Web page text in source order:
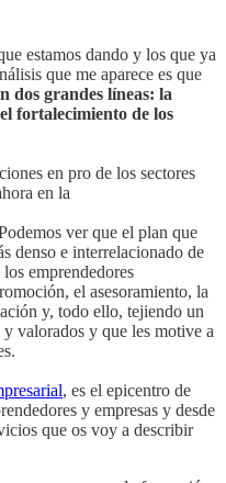
estamos dando y los que ya
que me aparece es que
dos grandes líneas: la
fortalecimiento de los
en pro de los sectores
en la
ver que el plan que
denso e interrelacionado de
emprendedores
el asesoramiento, la
y, todo ello, tejiendo un
valorados y que les motive a
, es el epicentro de
y empresas y desde
que os voy a describir